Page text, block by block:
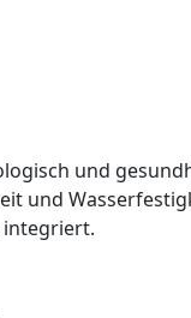
und
und
integriert.